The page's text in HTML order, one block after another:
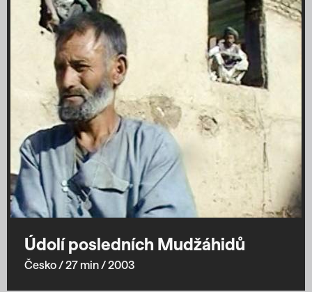
Údolí posledních Mudžáhidů
Česko/ 27 min/ 2003